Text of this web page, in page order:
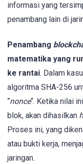
informasi yang
penambang lain di
Penambang
matematika yang
ke rantai. Dalam
algoritma SHA-256
“nonce“. Ketika nilai
blok, akan dihasilkan
Proses ini, yang
atau bukti kerja,
jaringan.